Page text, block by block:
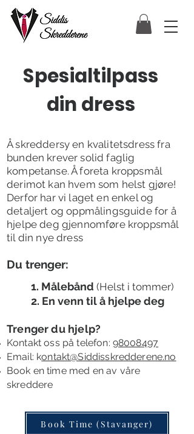
Spesialtilpass
din dress
Å skreddersy en kvalitetsdress fra
bunden krever solid faglig
kompetanse. Å foreta kroppsmål
derimot kan hvem som helst gjøre!
Derfor har vi laget en enkel og
detaljert og oppmålingsguide for å
hjelpe deg gjennomføre kroppsmål
til din nye dress
Du trenger:
1. Målebånd (Helst i tommer)
2. En venn til å hjelpe deg
Trenger du hjelp?
Kontakt oss på telefon: 98008497
Email: kontakt@Siddisskredderene.no
Book en timemed en av våre
skreddere
Book Time (Stavanger)